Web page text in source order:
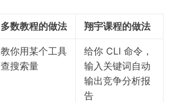
多数教程的做法 翔宇课程的做法
教你用某个工具
查搜索量
给你 CLI 命令，
输入关键词自动
输出竞争分析报
告